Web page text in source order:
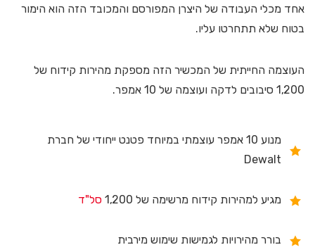
אחד מכלי העבודה של היצרן המפורסם והמכובד הזה הוא הימור
בטוח שלא תתחרטו עליו.
העוצמה החייתית של המכשיר הזה מספקת מהירות קידוח של
1,200 סיבובים לדקה ועוצמה של 10 אמפר.
מנוע 10 אמפר עוצמתי במיוחד פטנט ייחודי של חברת
Dewalt
מגיע למהירות קידוח מרשימה של 1,200 סל"ד
בורר מהירויות לגמישות שימוש מירבית